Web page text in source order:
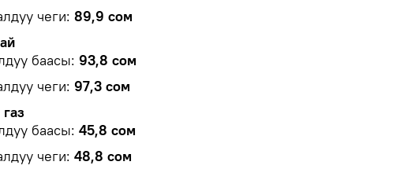
чеги: 89,9 сом
баасы: 93,8 сом
чеги: 97,3 сом
баасы: 45,8 сом
чеги: 48,8 сом